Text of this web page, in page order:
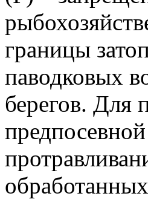
границы
паводковых
берегов. Для